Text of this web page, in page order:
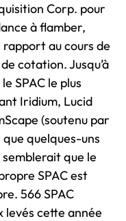
Corp. pour
à flamber,
rapport au cours de
cotation. Jusqu’à
SPAC le plus
Iridium, Lucid
(soutenu par
quelques-uns
semblerait que le
SPAC est
566 SPAC
levés cette année